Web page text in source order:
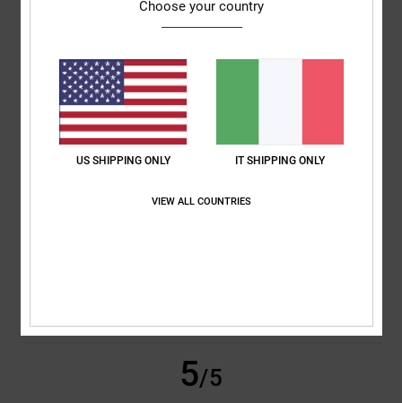
1. giugno 2026
Comfort: 5/5 Rapporto qualità-prezzo : 5/5 Taglia : PiccoloMateriale
: 4/5
Consiglio questo prodotto
5 /5
5/5
Choose your country
US SHIPPING ONLY IT SHIPPING ONLY
VIEW ALL COUNTRIES